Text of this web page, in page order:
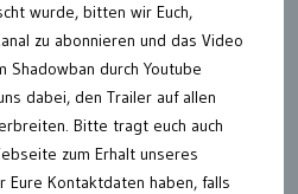
wurde, bitten wir Euch,
zu abonnieren und das Video
Shadowban durch Youtube
dabei, den Trailer auf allen
Bitte tragt euch auch
zum Erhalt unseres
Kontaktdaten haben, falls